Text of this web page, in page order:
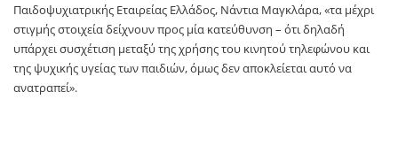
Παιδοψυχιατρικής Εταιρείας Ελλάδος, Νάντια Μαγκλάρα, «τα μέχρι
στιγμής στοιχεία δείχνουν προς μία κατεύθυνση – ότι δηλαδή
υπάρχει συσχέτιση μεταξύ της χρήσης του κινητού τηλεφώνου και
της ψυχικής υγείας των παιδιών, όμως δεν αποκλείεται αυτό να
ανατραπεί».